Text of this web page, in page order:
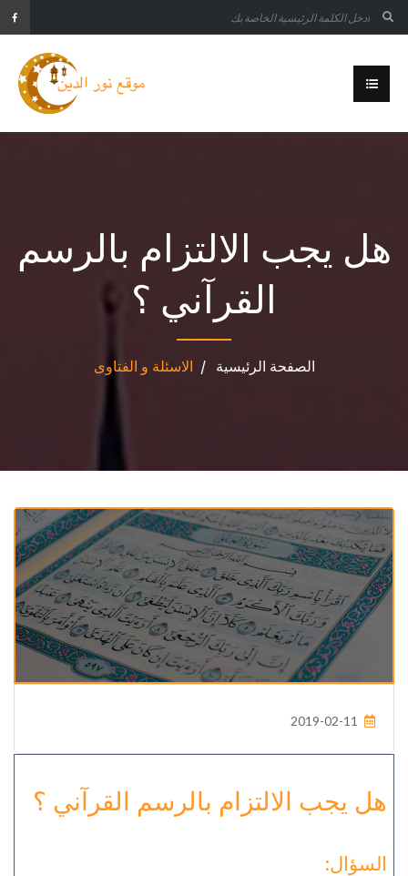
هل يجب الالتزام بالرسم
القرآني ؟
الصفحة الرئيسية الاسئلة و الفتاوى
2019-02-11
هل يجب الالتزام بالرسم القرآني ؟
السؤال: